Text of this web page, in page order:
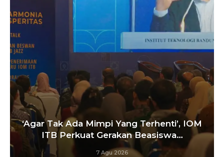
‘Agar Tak Ada Mimpi Yang Terhenti’, IOM
ITB Perkuat Gerakan Beasiswa…
7 Agu 2026